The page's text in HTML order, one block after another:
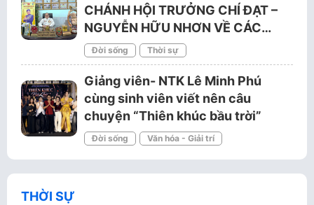
CHÁNH HỘI TRƯỞNG CHÍ ĐẠT –
NGUYỄN HỮU NHƠN VỀ CÁC…
Đời sống Thời sự
Giảng viên- NTK Lê Minh Phú
cùng sinh viên viết nên câu
chuyện “Thiên khúc bầu trời”
Đời sống Văn hóa - Giải trí
THỜI SỰ